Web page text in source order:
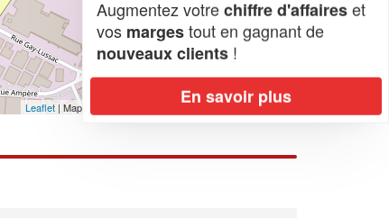
Leaflet | Map data © OpenStreetMap contributors,CC-BY-SA
Augmentez votrechiffre d'affaireset
vos margestout en gagnant de
nouveaux clients !
En savoir plus